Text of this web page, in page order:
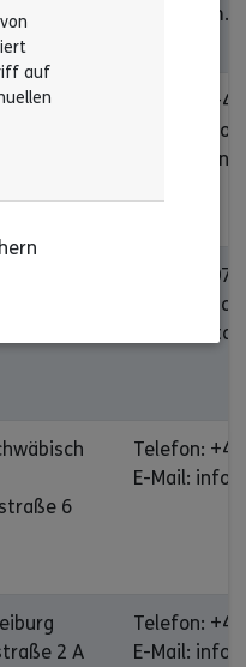
3
Telefon:
E-Mail:
Telefon:
E-Mail:
6
Telefon:
E-Mail:
2 A
Telefon:
E-Mail:
auf